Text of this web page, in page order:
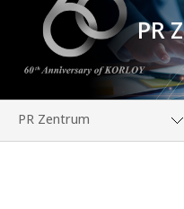
PR
PR Zentrum